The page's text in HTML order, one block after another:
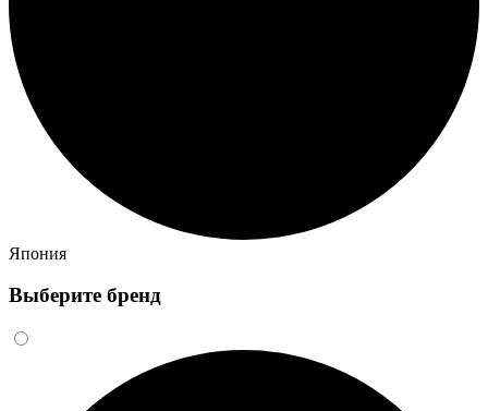
Япония
Выберите бренд